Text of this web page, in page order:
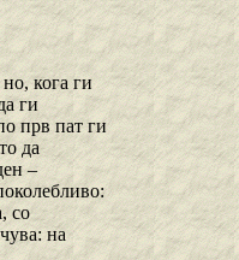
кога ги
ги
прв пат ги
да
–
со
на